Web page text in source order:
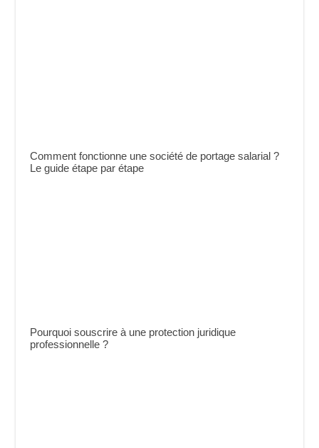
Comment fonctionne une société de portage salarial ?
Le guide étape par étape
Pourquoi souscrire à une protection juridique
professionnelle ?